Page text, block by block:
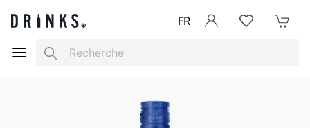
FR
Search